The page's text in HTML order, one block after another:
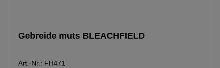
Gebreide muts BLEACHFIELD
Art.-Nr.: FH471